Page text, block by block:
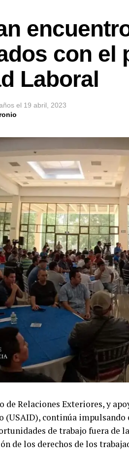
con el
Laboral
el 19 abril, 2023
Relaciones Exteriores, y
(USAID), continúa
de trabajo fuera de
de los derechos de los